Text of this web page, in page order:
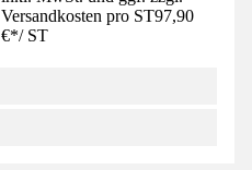
Versandkosten pro ST97,90
€*/ ST